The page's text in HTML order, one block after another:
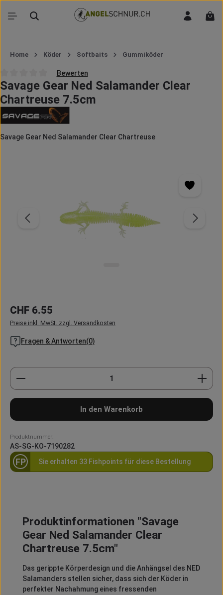
Zum Hauptinhalt springen
Home Köder Softbaits Gummiköder
Durchschnittliche Bewertung von 0 von 5 Sternen
Bewerten
Savage Gear Ned Salamander Clear
Chartreuse 7.5cm
Savage Gear Ned Salamander Clear Chartreuse
Regulärer Preis:
CHF 6.55
Preise inkl. MwSt. zzgl. Versandkosten
Fragen & Antworten(0)
Produkt Anzahl: Gib den gewünschten Wert ein
In den Warenkorb
Produktnummer:
AS-SG-KO-7190282
FP Sie erhalten 33 Fishpoints für diese Bestellung
Produktinformationen "Savage
Gear Ned Salamander Clear
Chartreuse 7.5cm"
Das gerippte Körperdesign und die Anhängsel des NED
Salamanders stellen sicher, dass sich der Köder in
perfekter Nachahmung eines fressenden